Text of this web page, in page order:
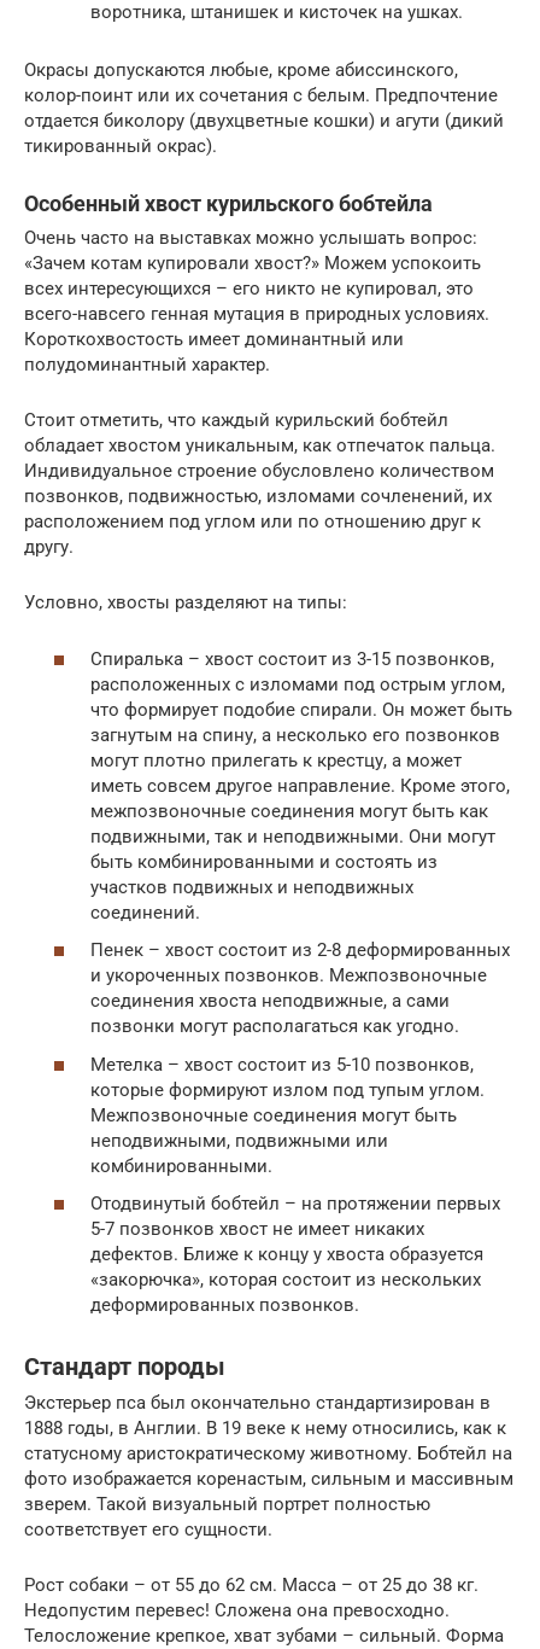
воротника, штанишек и кисточек на ушках.
Окрасы допускаются любые, кроме абиссинского,
колор-поинт или их сочетания с белым. Предпочтение
отдается биколору (двухцветные кошки) и агути (дикий
тикированный окрас).
Особенный хвост курильского бобтейла
Очень часто на выставках можно услышать вопрос:
«Зачем котам купировали хвост?» Можем успокоить
всех интересующихся – его никто не купировал, это
всего-навсего генная мутация в природных условиях.
Короткохвостость имеет доминантный или
полудоминантный характер.
Стоит отметить, что каждый курильский бобтейл
обладает хвостом уникальным, как отпечаток пальца.
Индивидуальное строение обусловлено количеством
позвонков, подвижностью, изломами сочленений, их
расположением под углом или по отношению друг к
другу.
Условно, хвосты разделяют на типы:
Спиралька – хвост состоит из 3-15 позвонков,
расположенных с изломами под острым углом,
что формирует подобие спирали. Он может быть
загнутым на спину, а несколько его позвонков
могут плотно прилегать к крестцу, а может
иметь совсем другое направление. Кроме этого,
межпозвоночные соединения могут быть как
подвижными, так и неподвижными. Они могут
быть комбинированными и состоять из
участков подвижных и неподвижных
соединений.
Пенек – хвост состоит из 2-8 деформированных
и укороченных позвонков. Межпозвоночные
соединения хвоста неподвижные, а сами
позвонки могут располагаться как угодно.
Метелка – хвост состоит из 5-10 позвонков,
которые формируют излом под тупым углом.
Межпозвоночные соединения могут быть
неподвижными, подвижными или
комбинированными.
Отодвинутый бобтейл – на протяжении первых
5-7 позвонков хвост не имеет никаких
дефектов. Ближе к концу у хвоста образуется
«закорючка», которая состоит из нескольких
деформированных позвонков.
Стандарт породы
Экстерьер пса был окончательно стандартизирован в
1888 годы, в Англии. В 19 веке к нему относились, как к
статусному аристократическому животному. Бобтейл на
фото изображается коренастым, сильным и массивным
зверем. Такой визуальный портрет полностью
соответствует его сущности.
Рост собаки – от 55 до 62 см. Масса – от 25 до 38 кг.
Недопустим перевес! Сложена она превосходно.
Телосложение крепкое, хват зубами – сильный. Форма